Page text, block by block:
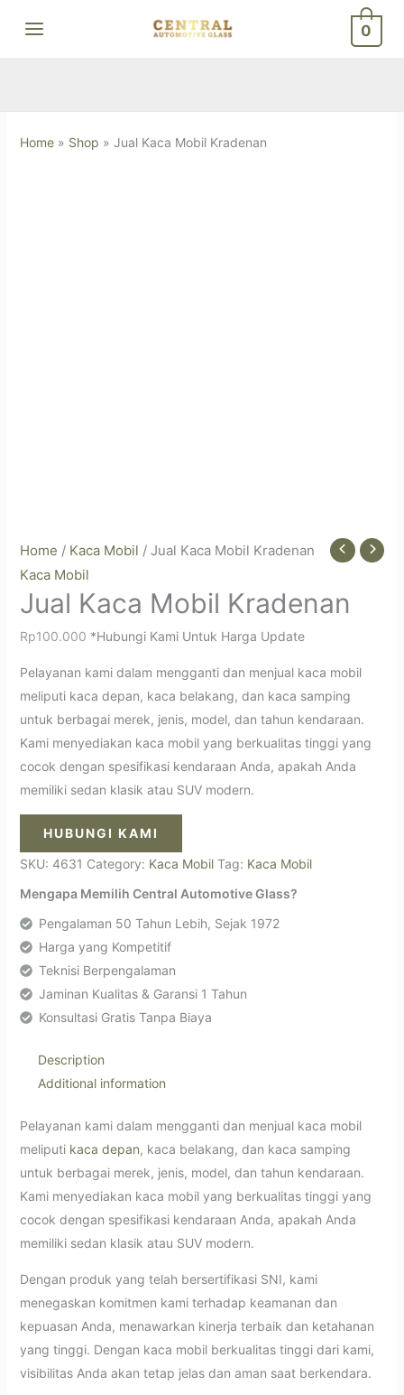
0
Home» Shop » Jual Kaca Mobil Kradenan
Home / Kaca Mobil / Jual Kaca Mobil Kradenan
Kaca Mobil
Jual Kaca Mobil Kradenan
Rp100.000 *Hubungi Kami Untuk Harga Update
Pelayanan kami dalam mengganti dan menjual kaca mobil
meliputi kaca depan, kaca belakang, dan kaca samping
untuk berbagai merek, jenis, model, dan tahun kendaraan.
Kami menyediakan kaca mobil yang berkualitas tinggi yang
cocok dengan spesifikasi kendaraan Anda, apakah Anda
memiliki sedan klasik atau SUV modern.
HUBUNGI KAMI
SKU: 4631 Category: Kaca Mobil Tag: Kaca Mobil
Mengapa Memilih Central Automotive Glass?
Pengalaman 50 Tahun Lebih, Sejak 1972
Harga yang Kompetitif
Teknisi Berpengalaman
Jaminan Kualitas & Garansi 1 Tahun
Konsultasi Gratis Tanpa Biaya
Description
Additional information
Pelayanan kami dalam mengganti dan menjual kaca mobil
meliputi kaca depan, kaca belakang, dan kaca samping
untuk berbagai merek, jenis, model, dan tahun kendaraan.
Kami menyediakan kaca mobil yang berkualitas tinggi yang
cocok dengan spesifikasi kendaraan Anda, apakah Anda
memiliki sedan klasik atau SUV modern.
Dengan produk yang telah bersertifikasi SNI, kami
menegaskan komitmen kami terhadap keamanan dan
kepuasan Anda, menawarkan kinerja terbaik dan ketahanan
yang tinggi. Dengan kaca mobil berkualitas tinggi dari kami,
visibilitas Anda akan tetap jelas dan aman saat berkendara.